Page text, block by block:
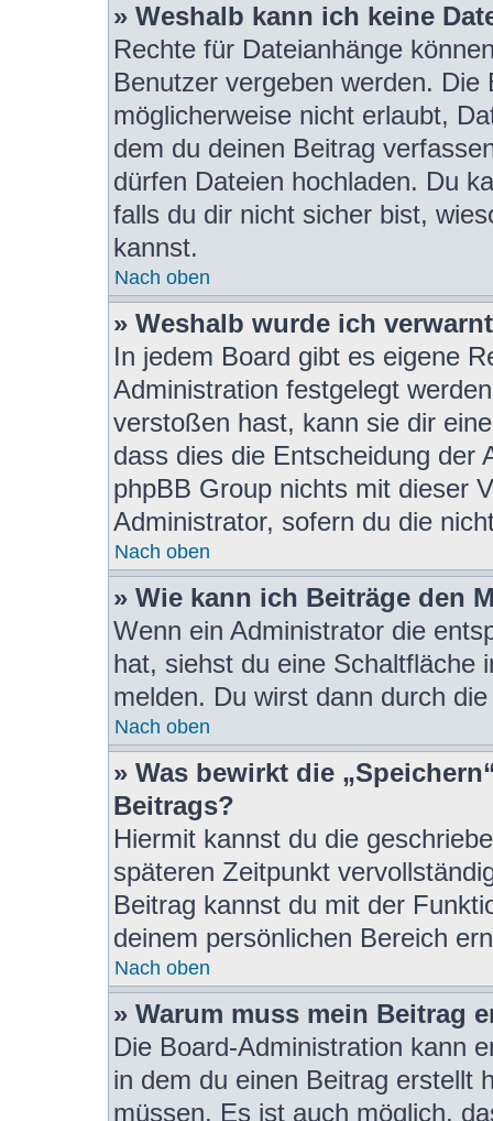
» Weshalb kann ich keine
Rechte für Dateianhänge
Benutzer vergeben werden.
möglicherweise nicht erlaubt,
dem du deinen Beitrag
dürfen Dateien hochladen. Du
falls du dir nicht sicher bist,
kannst.
Nach oben
» Weshalb wurde ich
In jedem Board gibt es eigene
Administration festgelegt
verstoßen hast, kann sie dir
dass dies die Entscheidung der
phpBB Group nichts mit dieser
Administrator, sofern du die
Nach oben
» Wie kann ich Beiträge den
Wenn ein Administrator die
hat, siehst du eine Schaltfläche
melden. Du wirst dann durch
Nach oben
» Was bewirkt die
Beitrags?
Hiermit kannst du die
späteren Zeitpunkt
Beitrag kannst du mit der
deinem persönlichen Bereich
Nach oben
» Warum muss mein Beitrag
Die Board-Administration kann
in dem du einen Beitrag erstellt
müssen. Es ist auch möglich,